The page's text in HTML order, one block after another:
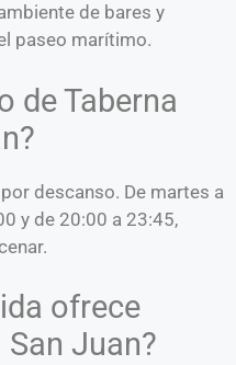
de bares y
paseo marítimo.
de Taberna
descanso. De martes a
y de 20:00 a 23:45,
ofrece
Juan?